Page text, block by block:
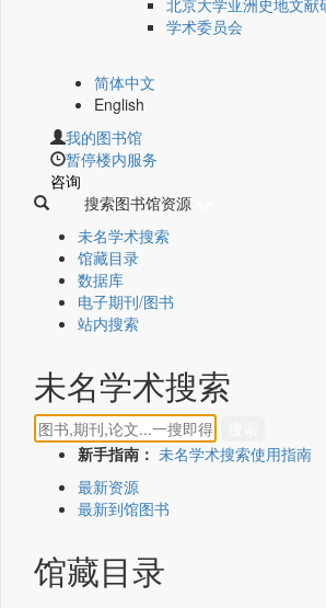
北京大学亚洲史地文献
学术委员会
简体中文
English
我的图书馆
暂停楼内服务
咨询
搜索图书馆资源
未名学术搜索
馆藏目录
数据库
电子期刊/图书
站内搜索
未名学术搜索
新手指南： 未名学术搜索使用指南
最新资源
最新到馆图书
馆藏目录